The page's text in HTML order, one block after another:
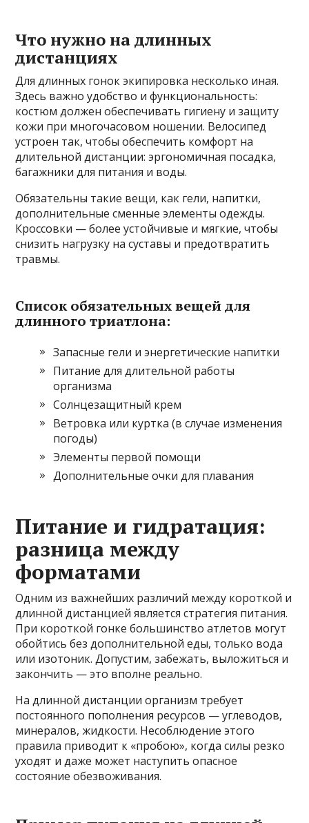
Что нужно на длинных
дистанциях
Для длинных гонок экипировка несколько иная.
Здесь важно удобство и функциональность:
костюм должен обеспечивать гигиену и защиту
кожи при многочасовом ношении. Велосипед
устроен так, чтобы обеспечить комфорт на
длительной дистанции: эргономичная посадка,
багажники для питания и воды.
Обязательны такие вещи, как гели, напитки,
дополнительные сменные элементы одежды.
Кроссовки — более устойчивые и мягкие, чтобы
снизить нагрузку на суставы и предотвратить
травмы.
Список обязательных вещей для
длинного триатлона:
Запасные гели и энергетические напитки
Питание для длительной работы
организма
Солнцезащитный крем
Ветровка или куртка (в случае изменения
погоды)
Элементы первой помощи
Дополнительные очки для плавания
Питание и гидратация:
разница между
форматами
Одним из важнейших различий между короткой и
длинной дистанцией является стратегия питания.
При короткой гонке большинство атлетов могут
обойтись без дополнительной еды, только вода
или изотоник. Допустим, забежать, выложиться и
закончить — это вполне реально.
На длинной дистанции организм требует
постоянного пополнения ресурсов — углеводов,
минералов, жидкости. Несоблюдение этого
правила приводит к «пробою», когда силы резко
уходят и даже может наступить опасное
состояние обезвоживания.